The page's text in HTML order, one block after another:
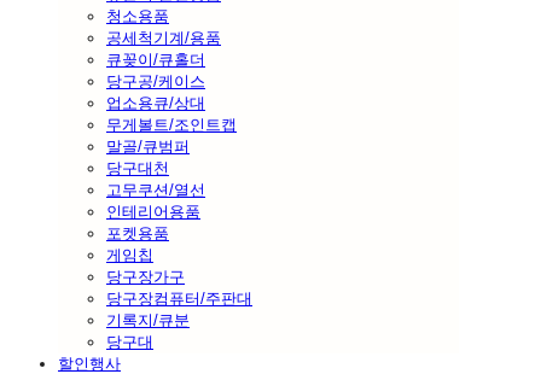
청소용품
공세척기계/용품
큐꽂이/큐홀더
당구공/케이스
업소용큐/상대
무게볼트/조인트캡
말골/큐범퍼
당구대천
고무쿠션/열선
인테리어용품
포켓용품
게임칩
당구장가구
당구장컴퓨터/주판대
기록지/큐분
당구대
할인행사